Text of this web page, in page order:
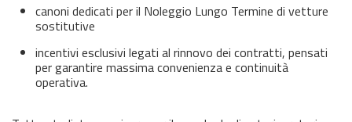
canoni dedicati per il Noleggio Lungo Termine di vetture
sostitutive
incentivi esclusivi legati al rinnovo dei contratti, pensati
per garantire massima convenienza e continuità
operativa.